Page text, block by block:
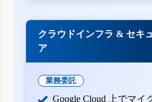
クラウドインフラ & セキ
ア
業務委託
Google Cloud 上でマイ